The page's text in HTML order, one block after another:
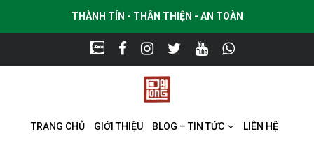
THÀNH TÍN - THÂN THIỆN - AN TOÀN
TRANG CHỦ GIỚI THIỆU BLOG – TIN TỨC LIÊN HỆ